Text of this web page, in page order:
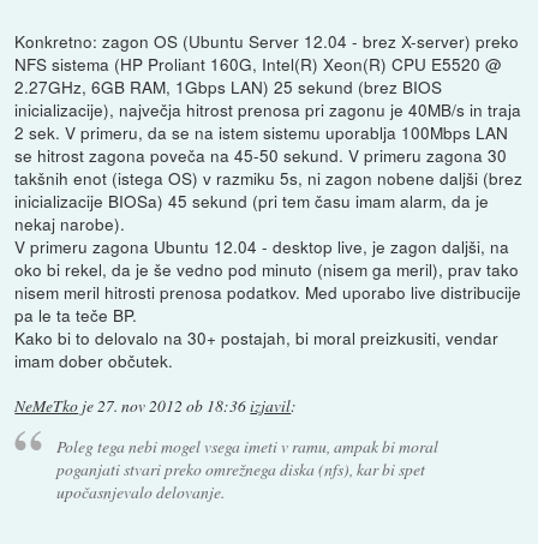
Konkretno: zagon OS (Ubuntu Server 12.04 - brez X-server) preko
NFS sistema (HP Proliant 160G, Intel(R) Xeon(R) CPU E5520 @
2.27GHz, 6GB RAM, 1Gbps LAN) 25 sekund (brez BIOS
inicializacije), največja hitrost prenosa pri zagonu je 40MB/s in traja
2 sek. V primeru, da se na istem sistemu uporablja 100Mbps LAN
se hitrost zagona poveča na 45-50 sekund. V primeru zagona 30
takšnih enot (istega OS) v razmiku 5s, ni zagon nobene daljši (brez
inicializacije BIOSa) 45 sekund (pri tem času imam alarm, da je
nekaj narobe).
V primeru zagona Ubuntu 12.04 - desktop live, je zagon daljši, na
oko bi rekel, da je še vedno pod minuto (nisem ga meril), prav tako
nisem meril hitrosti prenosa podatkov. Med uporabo live distribucije
pa le ta teče BP.
Kako bi to delovalo na 30+ postajah, bi moral preizkusiti, vendar
imam dober občutek.
NeMeTko je27. nov 2012 ob 18:36izjavil:
Poleg tega nebi mogel vsega imeti v ramu, ampak bi moral
poganjati stvari preko omrežnega diska (nfs), kar bi spet
upočasnjevalo delovanje.